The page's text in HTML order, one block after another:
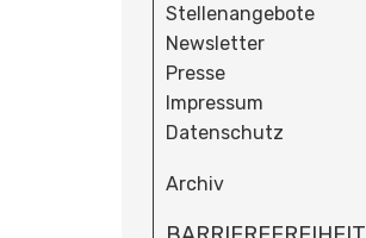
Stellenangebote
Newsletter
Presse
Impressum
Datenschutz
Archiv